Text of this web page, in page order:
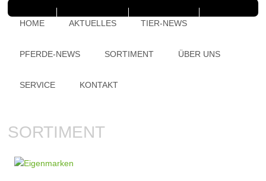
HOME AKTUELLES TIER-NEWS
PFERDE-NEWS SORTIMENT ÜBER UNS
SERVICE KONTAKT
SORTIMENT